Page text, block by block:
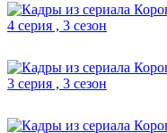
4 серия , 3 сезон
3 серия , 3 сезон